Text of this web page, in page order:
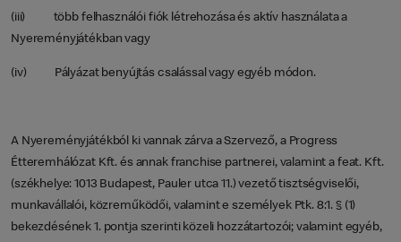
(iii) több felhasználói fiók létrehozása és aktív használata a
Nyereményjátékban vagy
(iv) Pályázat benyújtás csalással vagy egyéb módon.
A Nyereményjátékból ki vannak zárva a Szervező, a Progress
Étteremhálózat Kft. és annak franchise partnerei, valamint a feat. Kft.
(székhelye: 1013 Budapest, Pauler utca 11.) vezető tisztségviselői,
munkavállalói, közreműködői, valamint e személyek Ptk. 8:1. § (1)
bekezdésének 1. pontja szerinti közeli hozzátartozói; valamint egyéb,